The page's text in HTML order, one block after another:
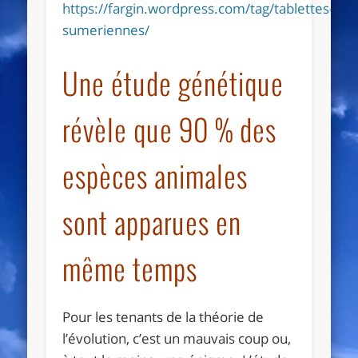
https://fargin.wordpress.com/tag/tablettes-
sumeriennes/
Une étude génétique
révèle que 90 % des
espèces animales
sont apparues en
même temps
Pour les tenants de la théorie de
l’évolution, c’est un mauvais coup ou,